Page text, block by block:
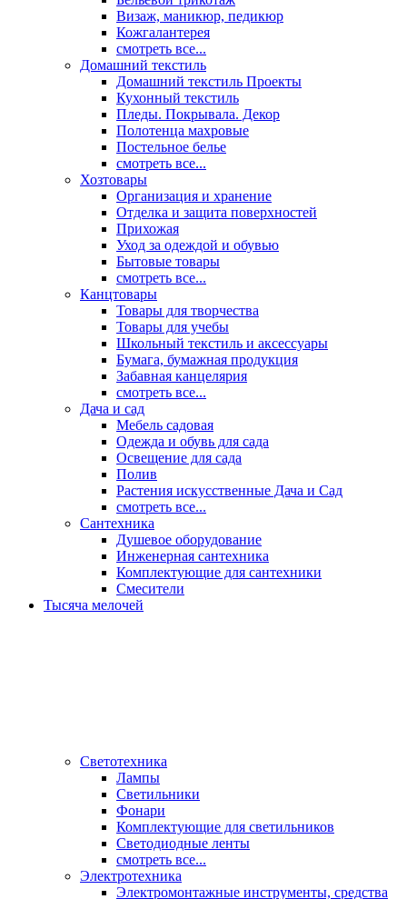
Визаж, маникюр, педикюр
Кожгалантерея
смотреть все...
Домашний текстиль
Домашний текстиль Проекты
Кухонный текстиль
Пледы. Покрывала. Декор
Полотенца махровые
Постельное белье
смотреть все...
Хозтовары
Организация и хранение
Отделка и защита поверхностей
Прихожая
Уход за одеждой и обувью
Бытовые товары
смотреть все...
Канцтовары
Товары для творчества
Товары для учебы
Школьный текстиль и аксессуары
Бумага, бумажная продукция
Забавная канцелярия
смотреть все...
Дача и сад
Мебель садовая
Одежда и обувь для сада
Освещение для сада
Полив
Растения искусственные Дача и Сад
смотреть все...
Сантехника
Душевое оборудование
Инженерная сантехника
Комплектующие для сантехники
Смесители
Тысяча мелочей
Светотехника
Лампы
Светильники
Фонари
Комплектующие для светильников
Светодиодные ленты
смотреть все...
Электротехника
Электромонтажные инструменты, средства